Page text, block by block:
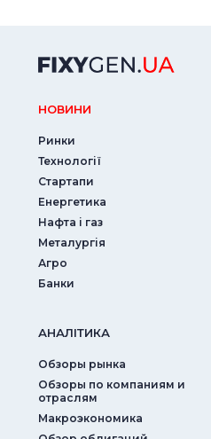
НОВИНИ
Ринки
Технології
Стартапи
Енергетика
Нафта і газ
Металургія
Агро
Банки
АНАЛIТИКА
Обзоры рынка
Обзоры по компаниям и
отраслям
Макроэкономика